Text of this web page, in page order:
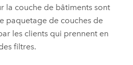
la couche de bâtiments sont
paquetage de couches de
les clients qui prennent en
filtres.